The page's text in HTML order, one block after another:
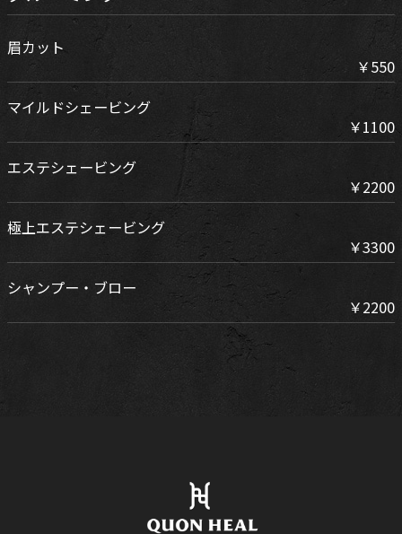
眉カット
￥550
マイルドシェービング
￥1100
エステシェービング
￥2200
極上エステシェービング
￥3300
シャンプー・ブロー
￥2200